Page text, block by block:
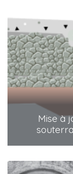
Mise à